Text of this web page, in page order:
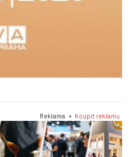
Reklama • Koupit reklamu